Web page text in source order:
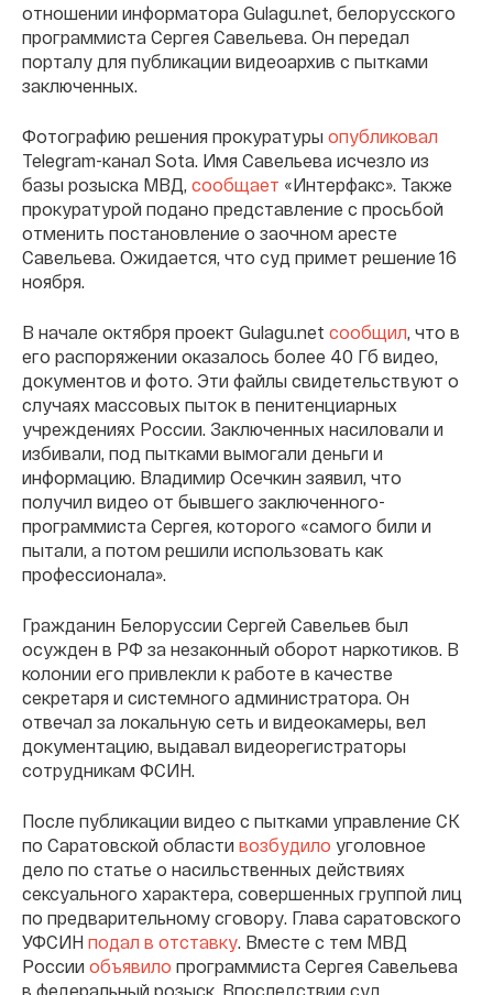
отношении информатора Gulagu.net, белорусского
программиста Сергея Савельева. Он передал
порталу для публикации видеоархив с пытками
заключенных.
Фотографию решения прокуратуры опубликовал
Telegram-канал Sota. Имя Савельева исчезло из
базы розыска МВД, сообщает «Интерфакс». Также
прокуратурой подано представление с просьбой
отменить постановление о заочном аресте
Савельева. Ожидается, что суд примет решение 16
ноября.
В начале октября проект Gulagu.net сообщил , что в
его распоряжении оказалось более 40 Гб видео,
документов и фото. Эти файлы свидетельствуют о
случаях массовых пыток в пенитенциарных
учреждениях России. Заключенных насиловали и
избивали, под пытками вымогали деньги и
информацию. Владимир Осечкин заявил, что
получил видео от бывшего заключенного-
программиста Сергея, которого «самого били и
пытали, а потом решили использовать как
профессионала».
Гражданин Белоруссии Сергей Савельев был
осужден в РФ за незаконный оборот наркотиков. В
колонии его привлекли к работе в качестве
секретаря и системного администратора. Он
отвечал за локальную сеть и видеокамеры, вел
документацию, выдавал видеорегистраторы
сотрудникам ФСИН.
После публикации видео с пытками управление СК
по Саратовской области возбудило уголовное
дело по статье о насильственных действиях
сексуального характера, совершенных группой лиц
по предварительному сговору. Глава саратовского
УФСИН подал в отставку . Вместе с тем МВД
России объявило программиста Сергея Савельева
в федеральный розыск. Впоследствии суд